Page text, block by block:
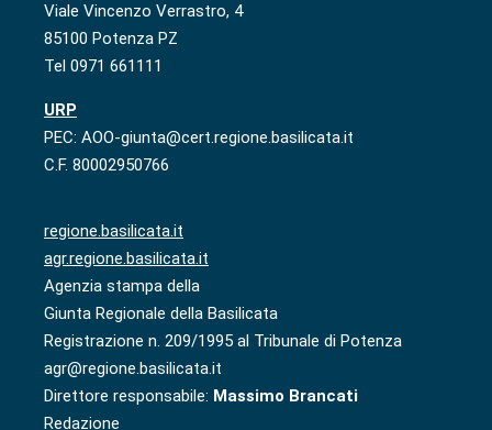
Viale Vincenzo Verrastro, 4
85100 Potenza PZ
Tel 0971 661111
URP
PEC: AOO-giunta@cert.regione.basilicata.it
C.F. 80002950766
regione.basilicata.it
agr.regione.basilicata.it
Agenzia stampa della
Giunta Regionale della Basilicata
Registrazione n. 209/1995 al Tribunale di Potenza
agr@regione.basilicata.it
Direttore responsabile: Massimo Brancati
Redazione